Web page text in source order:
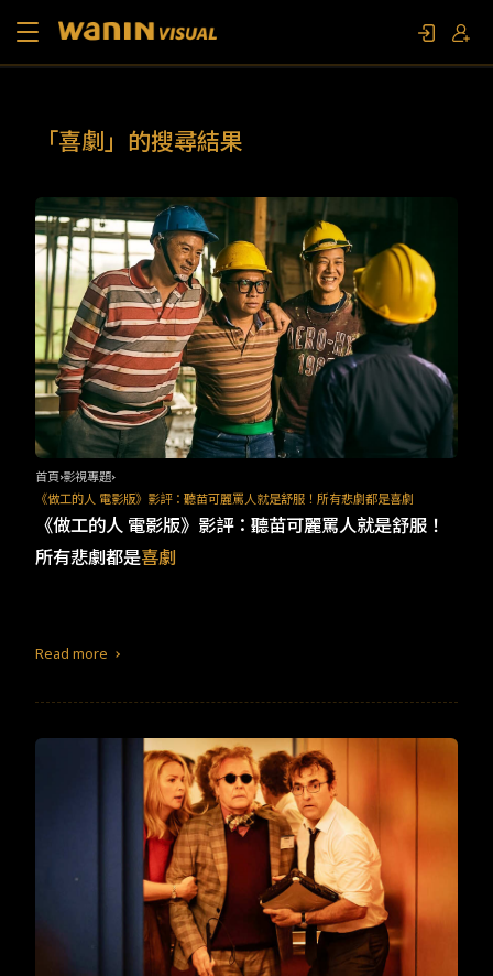
影視專題
聯繫我們
限定活動
TW EN JP KR
「喜劇」的搜尋結果
首頁 影視專題
《做工的人 電影版》影評：聽苗可麗罵人就是舒服！所有悲劇都是喜劇
《做工的人 電影版》影評：聽苗可麗罵人就是舒服！
所有悲劇都是喜劇
Read more